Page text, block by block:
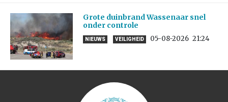
Grote duinbrand Wassenaar snel
onder controle
NIEUWS VEILIGHEID 05-08-2026 21:24